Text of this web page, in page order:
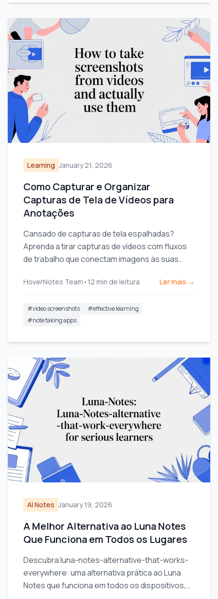
Learning January 21, 2026
Como Capturar e Organizar
Capturas de Tela de Vídeos para
Anotações
Cansado de capturas de tela espalhadas?
Aprenda a tirar capturas de vídeos com fluxos
de trabalho que conectam imagens às suas
HoverNotes Team • 12 min de leitura Ler mais →
#video screenshots #effective learning
#note taking apps
AI Notes January 19, 2026
A Melhor Alternativa ao Luna Notes
Que Funciona em Todos os Lugares
Descubra luna-notes-alternative-that-works-
everywhere: uma alternativa prática ao Luna
Notes que funciona em todos os dispositivos,